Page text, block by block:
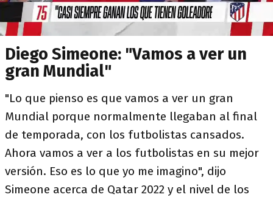
Diego Simeone: "Vamos a ver un
gran Mundial"
"Lo que pienso es que vamos a ver un gran
Mundial porque normalmente llegaban al final
de temporada, con los futbolistas cansados.
Ahora vamos a ver a los futbolistas en su mejor
versión. Eso es lo que yo me imagino", dijo
Simeone acerca de Qatar 2022 y el nivel de los